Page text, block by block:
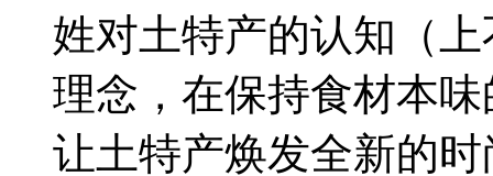
姓对土特产的认知（
理念，在保持食材本
让土特产焕发全新的